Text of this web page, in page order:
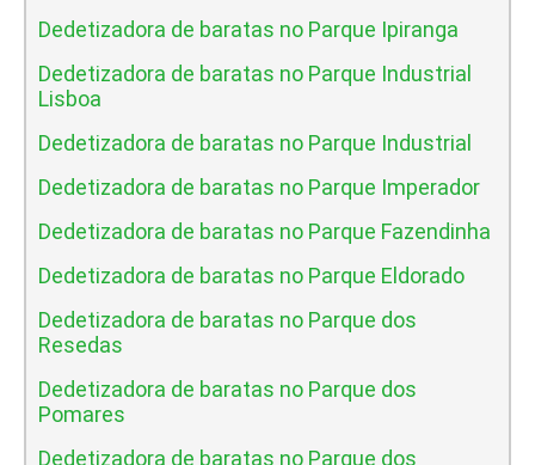
Dedetizadora de baratas no Parque Ipiranga
Dedetizadora de baratas no Parque Industrial
Lisboa
Dedetizadora de baratas no Parque Industrial
Dedetizadora de baratas no Parque Imperador
Dedetizadora de baratas no Parque Fazendinha
Dedetizadora de baratas no Parque Eldorado
Dedetizadora de baratas no Parque dos
Resedas
Dedetizadora de baratas no Parque dos
Pomares
Dedetizadora de baratas no Parque dos